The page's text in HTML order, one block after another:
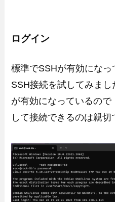
ログイン
標準でSSHが有効にな
SSH接続を試してみま
が有効になっているので
して接続できるのは親切